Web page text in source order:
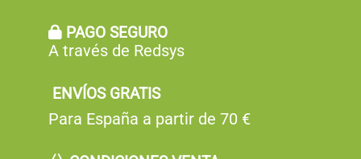
PAGO SEGURO
A través de Redsys
ENVÍOS GRATIS
Para España a partir de 70 €